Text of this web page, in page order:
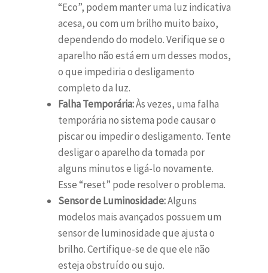
“Eco”, podem manter uma luz indicativa
acesa, ou com um brilho muito baixo,
dependendo do modelo. Verifique se o
aparelho não está em um desses modos,
o que impediria o desligamento
completo da luz.
Falha Temporária:Às vezes, uma falha
temporária no sistema pode causar o
piscar ou impedir o desligamento. Tente
desligar o aparelho da tomada por
alguns minutos e ligá-lo novamente.
Esse “reset” pode resolver o problema.
Sensor de Luminosidade:Alguns
modelos mais avançados possuem um
sensor de luminosidade que ajusta o
brilho. Certifique-se de que ele não
esteja obstruído ou sujo.